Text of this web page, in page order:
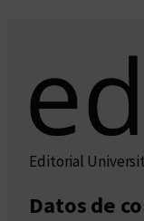
Editorial
Datos de